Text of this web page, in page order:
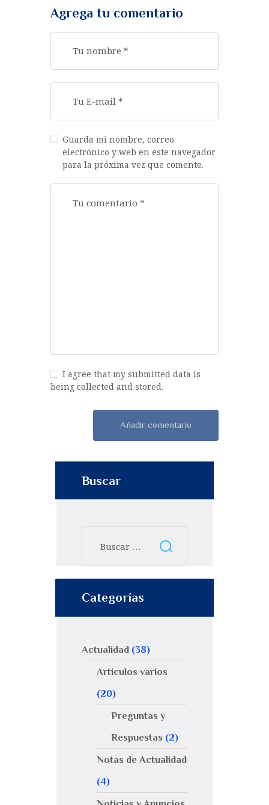
Agrega tu comentario
Guarda mi nombre, correo
electrónico y web en este navegador
para la próxima vez que comente.
I agree that my submitted data is
being collected and stored.
Buscar
Categorías
Actualidad (38)
Artículos varios
(20)
Preguntas y
Respuestas (2)
Notas de Actualidad
(4)